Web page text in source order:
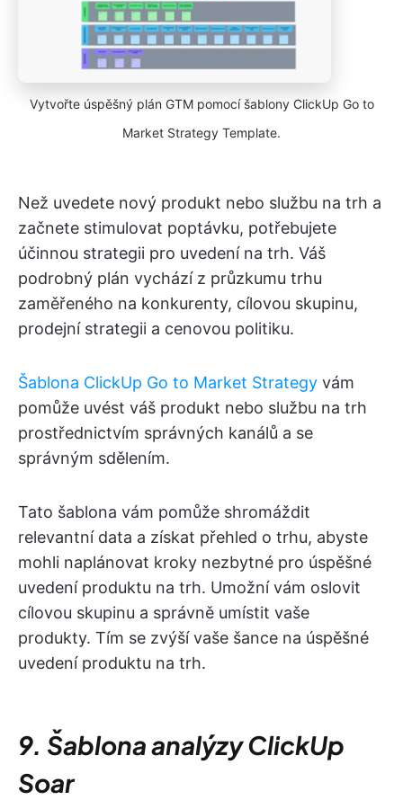
Vytvořte úspěšný plán GTM pomocí šablony ClickUp Go to
Market Strategy Template.
Než uvedete nový produkt nebo službu na trh a
začnete stimulovat poptávku, potřebujete
účinnou strategii pro uvedení na trh. Váš
podrobný plán vychází z průzkumu trhu
zaměřeného na konkurenty, cílovou skupinu,
prodejní strategii a cenovou politiku.
Šablona ClickUp Go to Market Strategy vám
pomůže uvést váš produkt nebo službu na trh
prostřednictvím správných kanálů a se
správným sdělením.
Tato šablona vám pomůže shromáždit
relevantní data a získat přehled o trhu, abyste
mohli naplánovat kroky nezbytné pro úspěšné
uvedení produktu na trh. Umožní vám oslovit
cílovou skupinu a správně umístit vaše
produkty. Tím se zvýší vaše šance na úspěšné
uvedení produktu na trh.
9. Šablona analýzy ClickUp
Soar